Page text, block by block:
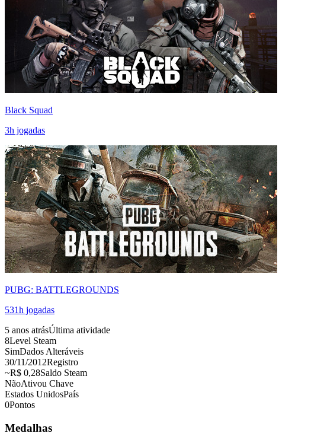
Black Squad
3h jogadas
PUBG: BATTLEGROUNDS
531h jogadas
5 anos atrásÚltima atividade
8Level Steam
SimDados Alteráveis
30/11/2012Registro
~R$ 0,28Saldo Steam
NãoAtivou Chave
Estados UnidosPaís
0Pontos
Medalhas